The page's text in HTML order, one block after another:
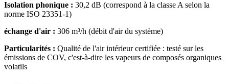
Isolation phonique : 30,2 dB (correspond à la classe A selon la
norme ISO 23351-1)
échange d'air : 306 m³/h (débit d'air du système)
Particularités : Qualité de l'air intérieur certifiée : testé sur les
émissions de COV, c'est-à-dire les vapeurs de composés organiques
volatils